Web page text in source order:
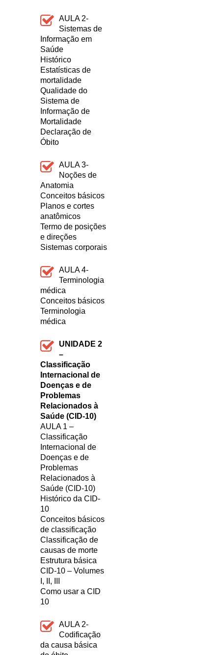
AULA 2-
Sistemas de
Informação em
Saúde
Histórico
Estatísticas de
mortalidade
Qualidade do
Sistema de
Informação de
Mortalidade
Declaração de
Óbito
AULA 3-
Noções de
Anatomia
Conceitos básicos
Planos e cortes
anatômicos
Termo de posições
e direções
Sistemas corporais
AULA 4-
Terminologia
médica
Conceitos básicos
Terminologia
médica
UNIDADE 2
–
Classificação
Internacional de
Doenças e de
Problemas
Relacionados à
Saúde (CID-10)
AULA 1 –
Classificação
Internacional de
Doenças e de
Problemas
Relacionados à
Saúde (CID-10)
Histórico da CID-
10
Conceitos básicos
de classificação
Classificação de
causas de morte
Estrutura básica
CID-10 – Volumes
I, II, III
Como usar a CID
10
AULA 2-
Codificação
da causa básica